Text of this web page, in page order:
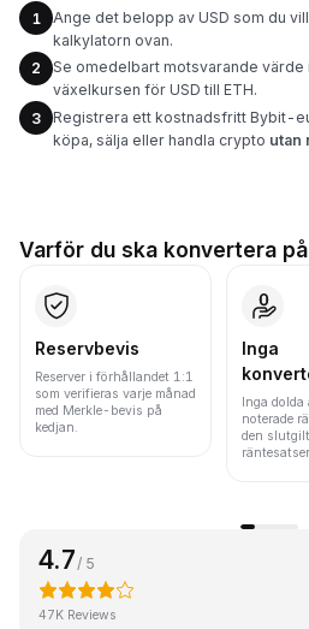
1
Ange det belopp av USD som du
kalkylatorn ovan.
2
Se omedelbart motsvarande värde
växelkursen för USD till ETH.
3
Registrera ett kostnadsfritt Bybit-
köpa, sälja eller handla crypto utan
Varför du ska konvertera
Reservbevis
Reserver i förhållandet 1:1
som verifieras varje månad
med Merkle-bevis på
kedjan.
Inga
Inga dolda
noterade
den
4.7 / 5
47K Reviews